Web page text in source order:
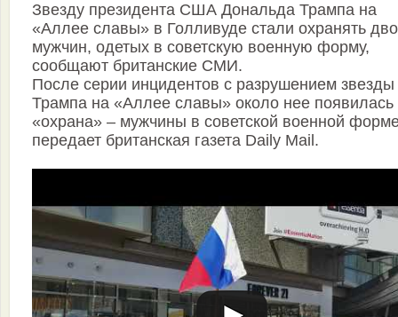
Звезду президента США Дональда Трампа на
«Аллее славы» в Голливуде стали охранять
мужчин, одетых в советскую военную форму,
сообщают британские СМИ.
После серии инцидентов с разрушением звезды
Трампа на «Аллее славы» около нее появилась
«охрана» – мужчины в советской военной
передает британская газета Daily Mail.